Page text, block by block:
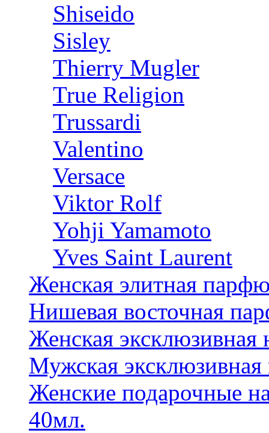
Shiseido
Sisley
Thierry Mugler
True Religion
Trussardi
Valentino
Versace
Viktor Rolf
Yohji Yamamoto
Yves Saint Laurent
Женская элитная
Нишевая восточная
Женская
Мужская
Женские подарочные
40мл.